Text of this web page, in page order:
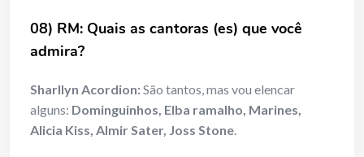
08) RM: Quais as cantoras (es) que você
admira?
Sharllyn Acordion:São tantos, mas vou elencar
alguns: Dominguinhos, Elba ramalho, Marines,
Alicia Kiss, Almir Sater, Joss Stone.